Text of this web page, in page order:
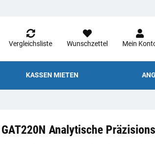
Vergleichsliste Wunschzettel Mein
KASSEN MIETEN
Analytische